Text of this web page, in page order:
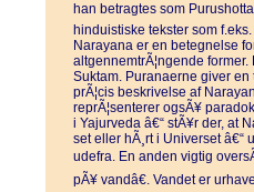
han betragtes som
hinduistiske tekster som
Narayana er en betegnelse
altgennemtrÃ¦ngende
Suktam. Puranaerne giver
prÃ¦cis beskrivelse af
reprÃ¦senterer ogsÃ¥
i Yajurveda â€“ stÃ¥r der, at
set eller hÃ¸rt i Universet â€“
udefra. En anden vigtig
pÃ¥ vandâ€. Vandet er